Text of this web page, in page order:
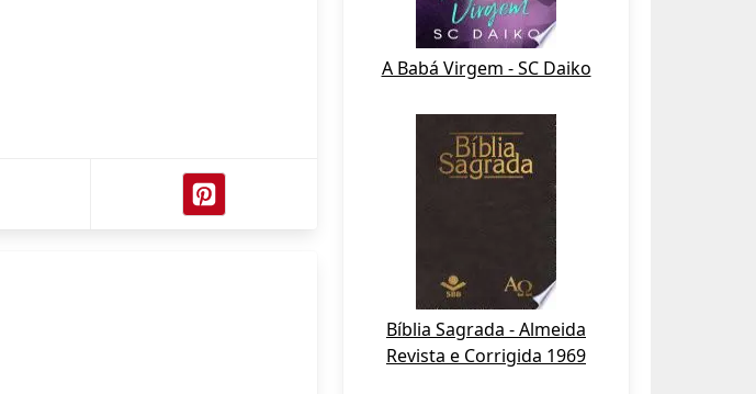
A Babá Virgem - SC Daiko
Bíblia Sagrada - Almeida
Revista e Corrigida 1969